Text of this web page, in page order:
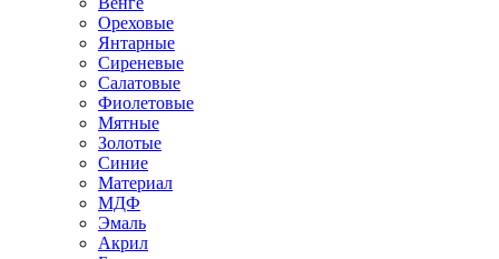
Ореховые
Янтарные
Сиреневые
Салатовые
Фиолетовые
Мятные
Золотые
Синие
Материал
МДФ
Эмаль
Акрил